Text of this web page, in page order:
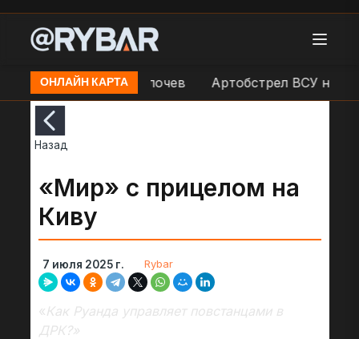
ОНЛАЙН КАРТА
ВСУ в н.п. Золочев Артобстрел ВСУ н.п.
Назад
«Мир» с прицелом на
Киву
7 июля 2025 г. Rybar
«Как Руанда управляет повстанцами в
ДРК?»